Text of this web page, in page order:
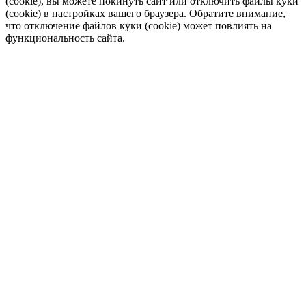
(cookie) в настройках вашего браузера. Обратите внимание,
что отключение файлов куки (cookie) может повлиять на
функциональность сайта.